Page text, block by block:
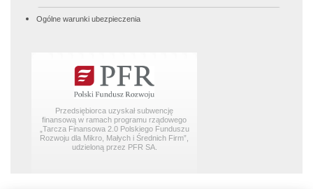
Ogólne warunki ubezpieczenia
Przedsiębiorca uzyskał subwencję
finansową w ramach programu rządowego
„Tarcza Finansowa 2.0 Polskiego Funduszu
Rozwoju dla Mikro, Małych i Średnich Firm”,
udzieloną przez PFR SA.